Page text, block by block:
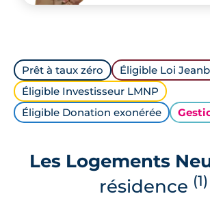
Prêt à taux zéro
Éligible Loi
Éligible Investisseur LMNP
Éligible Donation exonérée
Les Logements
résidence (1)